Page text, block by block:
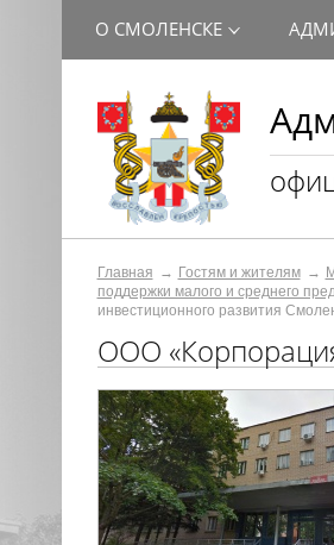
О СМОЛЕНСКЕ
Главная Гостям и жителям
поддержки малого и среднего
инвестиционного развития
ООО